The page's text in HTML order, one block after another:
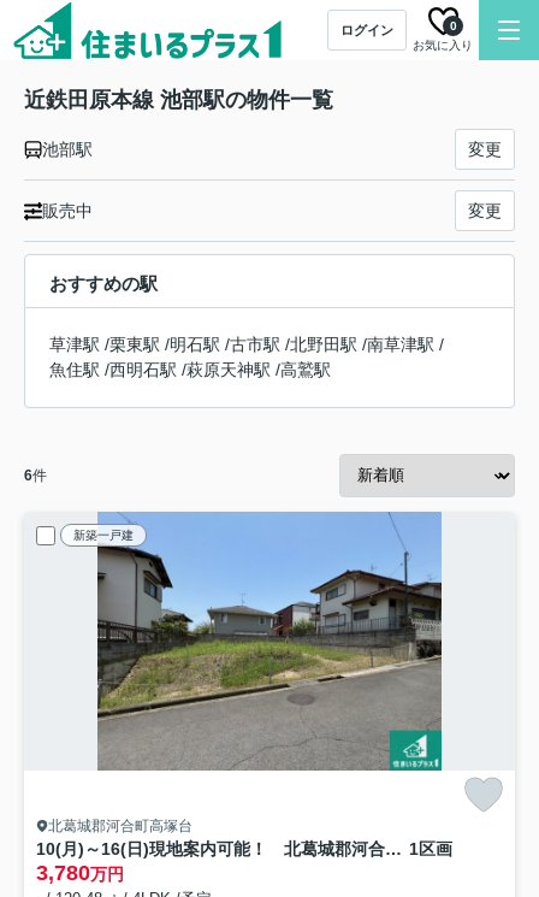
ログイン
お気に入り
0
近鉄田原本線 池部駅の物件一覧
池部駅 変更
販売中 変更
おすすめの駅
草津駅 /栗東駅 /明石駅 /古市駅 /北野田駅 /南草津駅 /
魚住駅 /西明石駅 /萩原天神駅 /高鷲駅
6件
新築一戸建
北葛城郡河合町高塚台
10(月)～16(日)現地案内可能！ 北葛城郡河合町高塚台 1区画
3,780万円